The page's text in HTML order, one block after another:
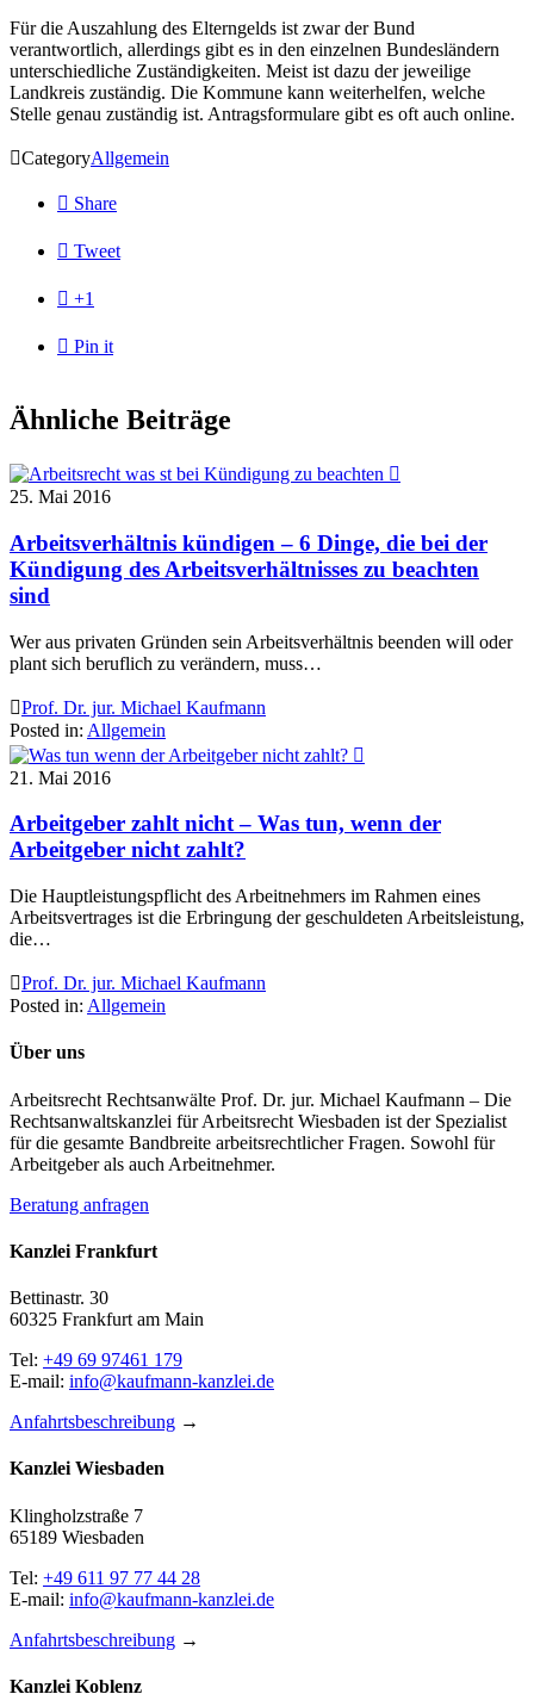
Für die Auszahlung des Elterngelds ist zwar der Bund
verantwortlich, allerdings gibt es in den einzelnen Bundesländern
unterschiedliche Zuständigkeiten. Meist ist dazu der jeweilige
Landkreis zuständig. Die Kommune kann weiterhelfen, welche
Stelle genau zuständig ist. Antragsformulare gibt es oft auch online.
CategoryAllgemein
 Share
 Tweet
 +1
 Pin it
Ähnliche Beiträge

25. Mai 2016
Arbeitsverhältnis kündigen – 6 Dinge, die bei der
Kündigung des Arbeitsverhältnisses zu beachten
sind
Wer aus privaten Gründen sein Arbeitsverhältnis beenden will oder
plant sich beruflich zu verändern, muss…
Prof. Dr. jur. Michael Kaufmann
Posted in: Allgemein

21. Mai 2016
Arbeitgeber zahlt nicht – Was tun, wenn der
Arbeitgeber nicht zahlt?
Die Hauptleistungspflicht des Arbeitnehmers im Rahmen eines
Arbeitsvertrages ist die Erbringung der geschuldeten Arbeitsleistung,
die…
Prof. Dr. jur. Michael Kaufmann
Posted in: Allgemein
Über uns
Arbeitsrecht Rechtsanwälte Prof. Dr. jur. Michael Kaufmann – Die
Rechtsanwaltskanzlei für Arbeitsrecht Wiesbaden ist der Spezialist
für die gesamte Bandbreite arbeitsrechtlicher Fragen. Sowohl für
Arbeitgeber als auch Arbeitnehmer.
Beratung anfragen
Kanzlei Frankfurt
Bettinastr. 30
60325 Frankfurt am Main
Tel: +49 69 97461 179
E-mail: info@kaufmann-kanzlei.de
Anfahrtsbeschreibung →
Kanzlei Wiesbaden
Klingholzstraße 7
65189 Wiesbaden
Tel: +49 611 97 77 44 28
E-mail: info@kaufmann-kanzlei.de
Anfahrtsbeschreibung →
Kanzlei Koblenz